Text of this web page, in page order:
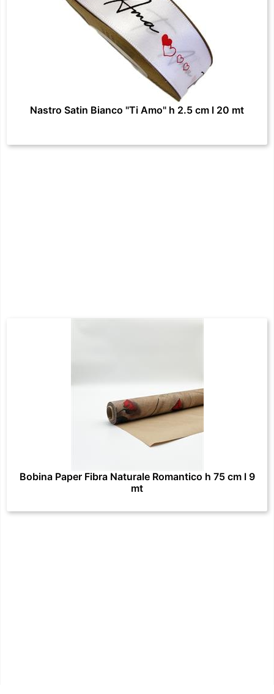
Nastro Satin Bianco "Ti Amo" h 2.5 cm l 20 mt
Bobina Paper Fibra Naturale Romantico h 75 cm l 9
mt